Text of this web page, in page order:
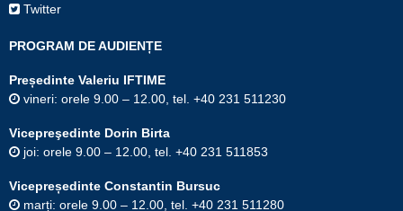
Twitter
PROGRAM DE AUDIENȚE
Președinte Valeriu IFTIME
vineri: orele 9.00 – 12.00, tel. +40 231 511230
Vicepreşedinte Dorin Birta
joi: orele 9.00 – 12.00, tel. +40 231 511853
Vicepreședinte Constantin Bursuc
marți: orele 9.00 – 12.00, tel. +40 231 511280